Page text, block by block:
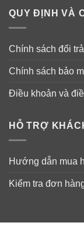
– Hòa tan Vega
trái cây.
Làm sinh tố
+ 1 muỗng Vega
+ 1 chén dâu tây
+ 1 ly sữa hạnh
Bảo quản: Nơi
QUY ĐỊNH VÀ
Chính sách đổi
Chính sách bảo
Điều khoản và
HỖ TRỢ
Hướng dẫn mua
Kiểm tra đơn